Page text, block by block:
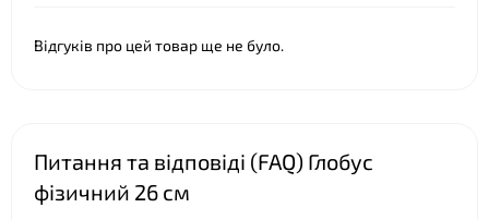
Відгуків про цей товар ще не було.
Питання та відповіді (FAQ) Глобус
фізичний 26 см